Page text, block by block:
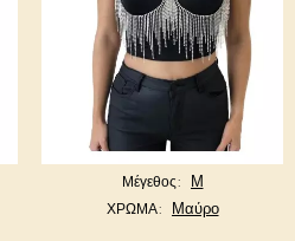
Μέγεθος Μ
ΧΡΩΜΑ Μαύρο